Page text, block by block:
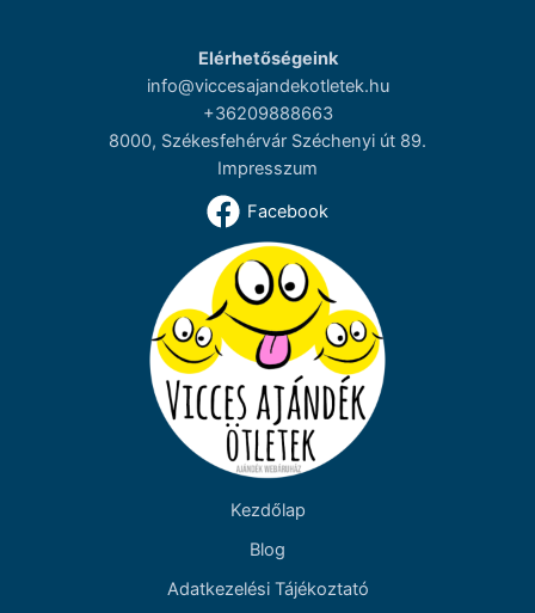
Elérhetőségeink
info@viccesajandekotletek.hu
+36209888663
8000, Székesfehérvár Széchenyi út 89.
Impresszum
Facebook
Kezdőlap
Blog
Adatkezelési Tájékoztató